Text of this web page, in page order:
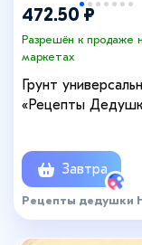
472.50 ₽
Разрешён к продаже
маркетах
Грунт
«Рецепты
Завтра
Рецепты дедушки
артикул: 7664568